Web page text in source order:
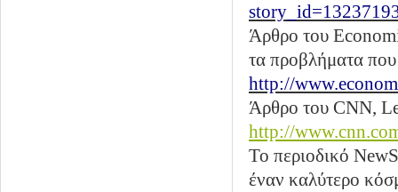
Άρθρο του
τα προβλήματα που
http://
Άρθρο του CNN,
http://
Το περιοδικό
έναν καλύτερο